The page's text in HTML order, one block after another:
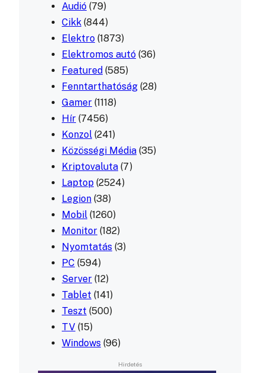
Audió (79)
Cikk (844)
Elektro (1873)
Elektromos autó (36)
Featured (585)
Fenntarthatóság (28)
Gamer (1118)
Hír (7456)
Konzol (241)
Közösségi Média (35)
Kriptovaluta (7)
Laptop (2524)
Legion (38)
Mobil (1260)
Monitor (182)
Nyomtatás (3)
PC (594)
Server (12)
Tablet (141)
Teszt (500)
TV (15)
Windows (96)